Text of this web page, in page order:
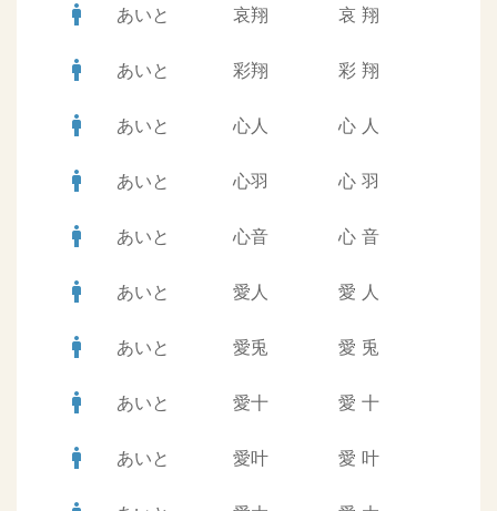
man あいと 哀翔 哀 翔
man あいと 彩翔 彩 翔
man あいと 心人 心 人
man あいと 心羽 心 羽
man あいと 心音 心 音
man あいと 愛人 愛 人
man あいと 愛兎 愛 兎
man あいと 愛十 愛 十
man あいと 愛叶 愛 叶